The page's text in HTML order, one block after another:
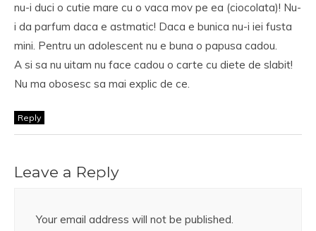
nu-i duci o cutie mare cu o vaca mov pe ea (ciocolata)! Nu-
i da parfum daca e astmatic! Daca e bunica nu-i iei fusta
mini. Pentru un adolescent nu e buna o papusa cadou.
A si sa nu uitam nu face cadou o carte cu diete de slabit!
Nu ma obosesc sa mai explic de ce.
Reply
Leave a Reply
Your email address will not be published.